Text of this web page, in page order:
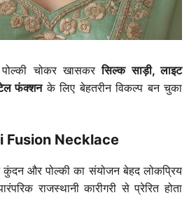
पोल्की चोकर खासकरसिल्क साड़ी, लाइट
फंक्शनके लिए बेहतरीन विकल्प बन चुका
Fusion Necklace
कुंदन और पोल्की का संयोजन बेहद लोकप्रिय
राजस्थानी कारीगरी से प्रेरित होता